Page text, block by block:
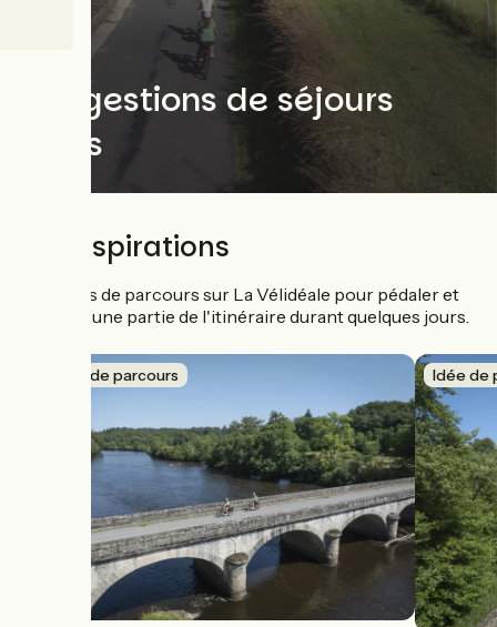
Suggestions de séjours
vélos
Les inspirations
Nos idées de parcours sur La Vélidéale pour pédaler et
explorer une partie de l'itinéraire durant quelques jours.
Idée de parcours Idée de